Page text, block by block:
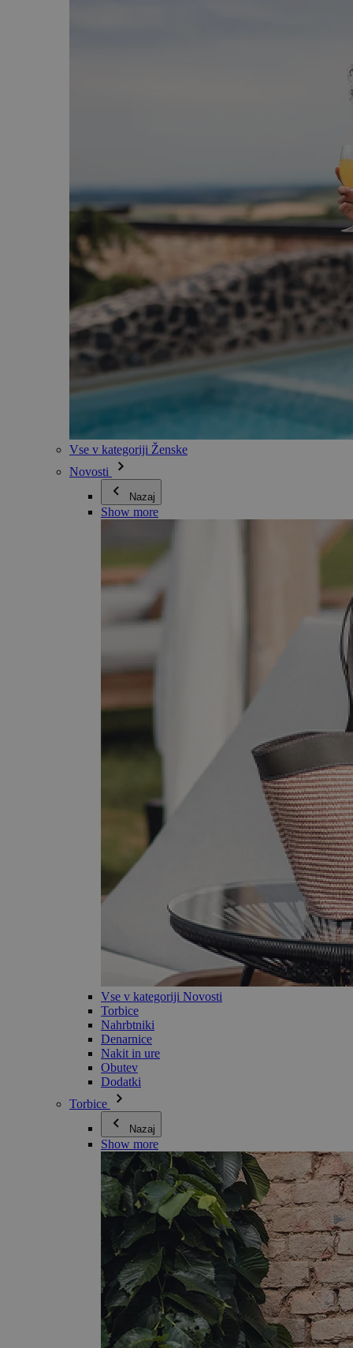
Vse v kategoriji Ženske
Novosti
Nazaj
Show more
Vse v kategoriji Novosti
Torbice
Nahrbtniki
Denarnice
Nakit in ure
Obutev
Dodatki
Torbice
Nazaj
Show more